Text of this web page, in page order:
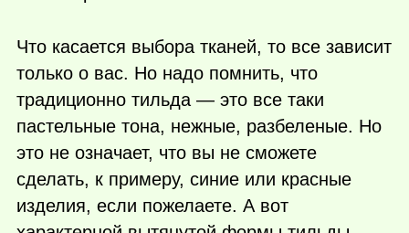
Что касается выбора тканей, то все зависит
только о вас. Но надо помнить, что
традиционно тильда — это все таки
пастельные тона, нежные, разбеленые. Но
это не означает, что вы не сможете
сделать, к примеру, синие или красные
изделия, если пожелаете. А вот